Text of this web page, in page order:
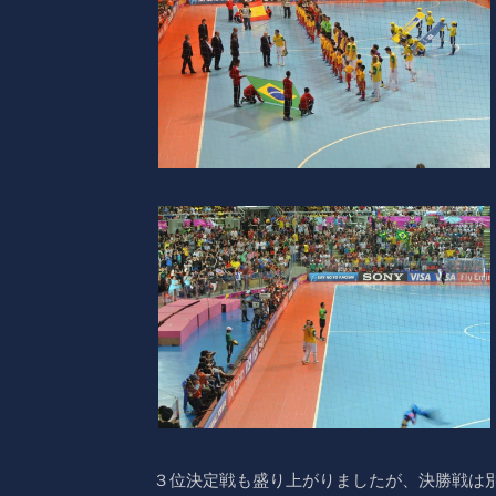
３位決定戦も盛り上がりましたが、決勝戦は